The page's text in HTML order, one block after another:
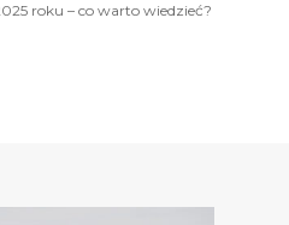
roku – co warto wiedzieć?